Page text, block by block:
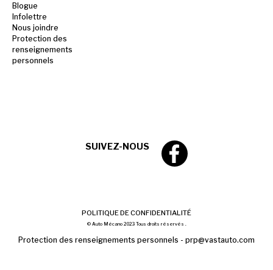
Blogue
Infolettre
Nous joindre
Protection des
renseignements
personnels
SUIVEZ-NOUS
POLITIQUE DE CONFIDENTIALITÉ
© Auto Mécano 2023 Tous droits réservés .
Protection des renseignements personnels - prp@vastauto.com